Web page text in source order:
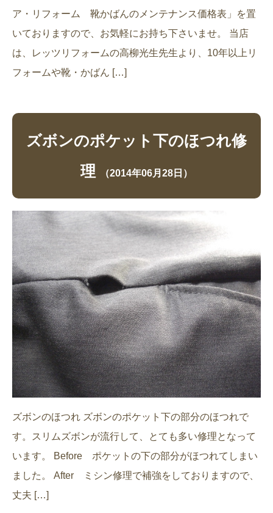
ア・リフォーム 靴かばんのメンテナンス価格表」を置
いておりますので、お気軽にお持ち下さいませ。 当店
は、レッツリフォームの高柳光生先生より、10年以上リ
フォームや靴・かばん […]
ズボンのポケット下のほつれ修
理
（2014年06月28日）
ズボンのほつれ ズボンのポケット下の部分のほつれで
す。スリムズボンが流行して、とても多い修理となって
います。 Before ポケットの下の部分がほつれてしまい
ました。 After ミシン修理で補強をしておりますので、
丈夫 […]